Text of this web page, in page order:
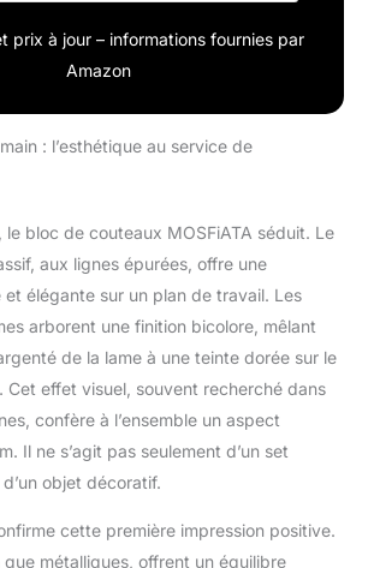
20,3 cm, 1 couteau à
fruits de 20 cm, 1
acier inoxydable de
20,3 cm, 1 protège-
très adaptés pour
éplucher, couper et
préparer des fruits, des
légumes, de la viande,
couteaux
professionnels seront
votre compagnon
fiable, facile à cuisiner.
qualité supérieure : le
set de couteaux de
chef est en acier
prix à jour – informations fournies par
Amazon
: l’esthétique au service de
bloc de couteaux MOSFiATA séduit. Le
aux lignes épurées, offre une
élégante sur un plan de travail. Les
arborent une finition bicolore, mêlant
de la lame à une teinte dorée sur le
Cet effet visuel, souvent recherché dans
confère à l’ensemble un aspect
Il ne s’agit pas seulement d’un set
objet décoratif.
cette première impression positive.
que métalliques, offrent un équilibre